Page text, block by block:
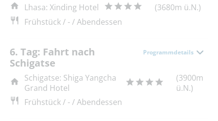
Lhasa: Xinding Hotel
(3680m ü.N.)
Frühstück / - / Abendessen
6. Tag: Fahrt nach
Schigatse
Programmdetails
Schigatse: Shiga Yangcha
Grand Hotel
(3900m
ü.N.)
Frühstück / - / Abendessen